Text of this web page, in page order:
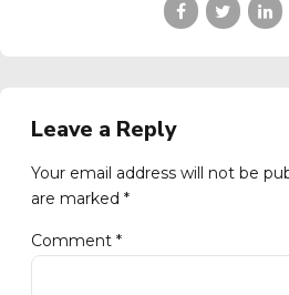
Leave a Reply
Your email address will not be
are marked *
Comment *